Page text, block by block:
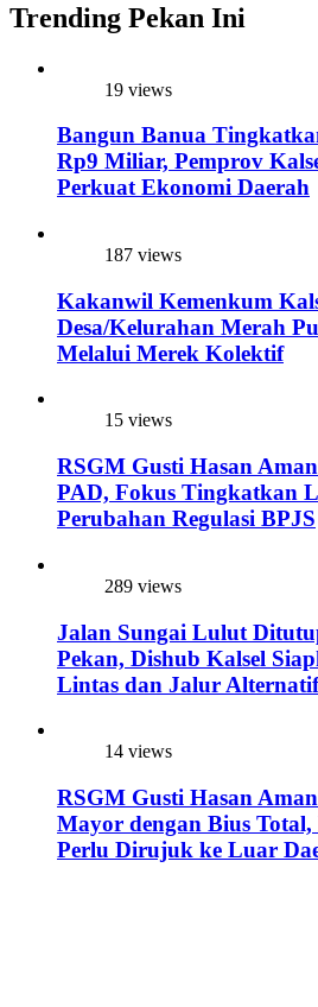
Trending Pekan Ini
19 views
Bangun Banua
Rp9 Miliar, Pemprov
Perkuat Ekonomi Daerah
187 views
Kakanwil Kemenkum
Desa/Kelurahan Merah
Melalui Merek Kolektif
15 views
RSGM Gusti Hasan
PAD, Fokus Tingkatkan
Perubahan Regulasi BPJS
289 views
Jalan Sungai Lulut
Pekan, Dishub Kalsel
Lintas dan Jalur Alternatif
14 views
RSGM Gusti Hasan
Mayor dengan Bius Total,
Perlu Dirujuk ke Luar